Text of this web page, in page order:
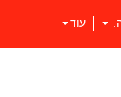
עוד